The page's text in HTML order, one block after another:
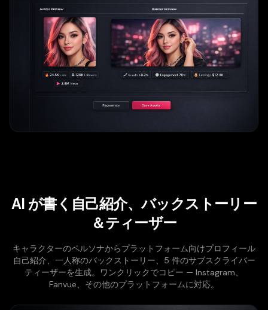
AI が書く自己紹介、バックストーリー
＆ティーザー
キャラクターのペルソナからプラットフォーム向けプロフィール
自己紹介、一人称のバックストーリー、5 件のサブスクライバー
ティーザーを生成。ワンクリックでコピー — Instagram、
Fanvue、その他のプラットフォームに対応。